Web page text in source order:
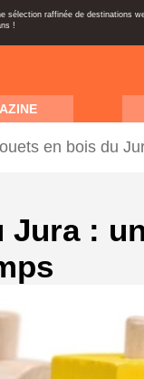
sélection raffinée de destinations
!
en bois du
Jura :